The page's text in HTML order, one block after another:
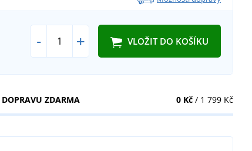
- + VLOŽIT DO KOŠÍKU
0 Kč/ 1 799 Kč
DOPRAVU ZDARMA